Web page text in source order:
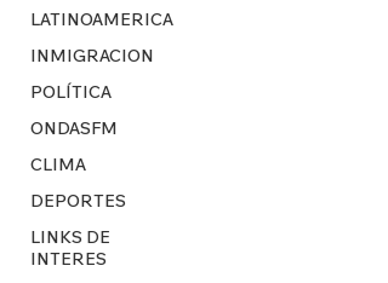
LATINOAMERICA
INMIGRACION
POLÍTICA
ONDASFM
CLIMA
DEPORTES
LINKS DE
INTERES